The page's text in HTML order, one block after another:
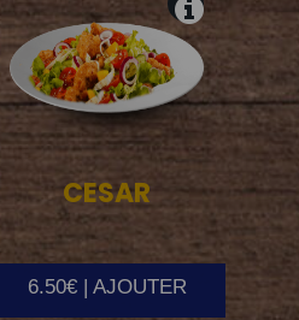
CESAR
6.50€ | AJOUTER